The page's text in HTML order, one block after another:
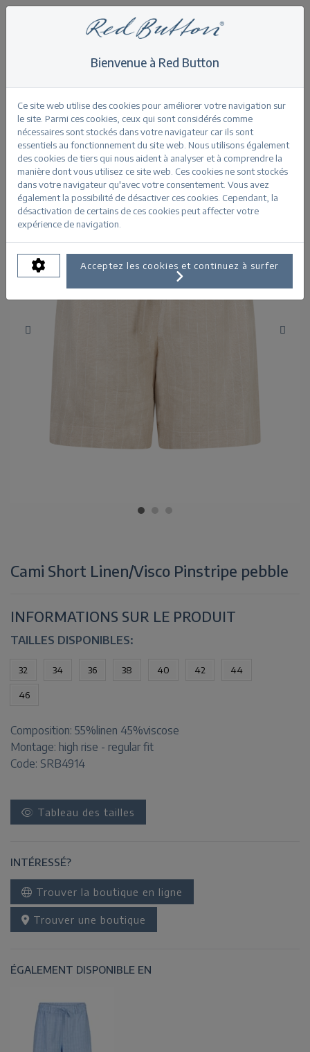
> Cami Short Linen/Visco Pinstripe
Retour
Cami Short Linen/Visco Pinstripe pebble
INFORMATIONS SUR LE PRODUIT
TAILLES DISPONIBLES:
32 34 36 38 40 42 44
46
Composition: 55%linen 45%viscose
Montage: high rise - regular fit
Code: SRB4914
Tableau des tailles
INTÉRESSÉ?
Trouver la boutique en ligne
Trouver une boutique
ÉGALEMENT DISPONIBLE EN
Bienvenue à Red Button
Ce site web utilise des cookies pour améliorer votre navigation sur
le site. Parmi ces cookies, ceux qui sont considérés comme
nécessaires sont stockés dans votre navigateur car ils sont
essentiels au fonctionnement du site web. Nous utilisons également
des cookies de tiers qui nous aident à analyser et à comprendre la
manière dont vous utilisez ce site web. Ces cookies ne sont stockés
dans votre navigateur qu'avec votre consentement. Vous avez
également la possibilité de désactiver ces cookies. Cependant, la
désactivation de certains de ces cookies peut affecter votre
expérience de navigation.
Acceptez les cookies et continuez à surfer